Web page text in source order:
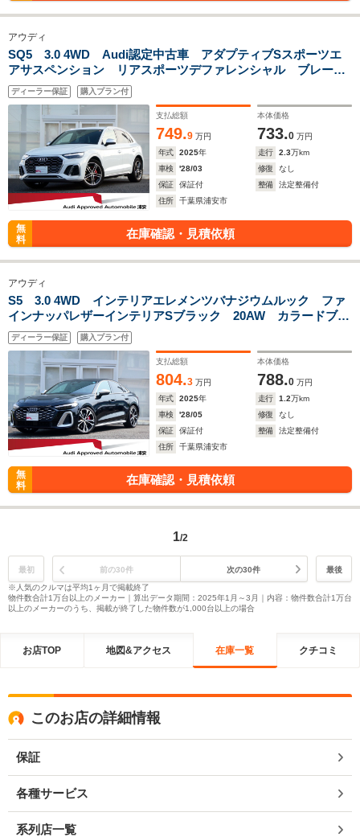
アウディ
SQ5 3.0 4WD Audi認定中古車 アダプティブSスポーツエ
アサスペンション リアスポーツデファレンシャル ブレーキ
キャリパーレッド プライバシーガラス TVチューナー 認定
中古車保証1年
ディーラー保証 購入プラン付
支払総額
749.9 万円
本体価格
733.0 万円
年式
2025年 走行 2.3万km
車検
'28/03 修復
なし
保証
保証付 整備
法定整備付
住所
千葉県浦安市
無
料
在庫確認・見積依頼
アウディ
S5 3.0 4WD インテリアエレメンツバナジウムルック ファ
インナッパレザーインテリアSブラック 20AW カラードブレ
ーキキャリパーレッド ライティングパッケージ
ディーラー保証 購入プラン付
支払総額
804.3 万円
本体価格
788.0 万円
年式
2025年 走行 1.2万km
車検
'28/05 修復
なし
保証
保証付 整備
法定整備付
住所
千葉県浦安市
無
料
在庫確認・見積依頼
1/2
最初 前の30件 次の30件
最後
※人気のクルマは平均1ヶ月で掲載終了
物件数合計1万台以上のメーカー｜算出データ期間：2025年1月～3月｜内容：物件数合計1万台
以上のメーカーのうち、掲載が終了した物件数が1,000台以上の場合
お店TOP 地図&アクセス 在庫一覧 クチコミ
このお店の詳細情報
保証
各種サービス
系列店一覧